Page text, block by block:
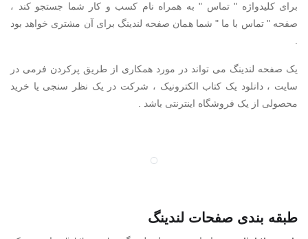
برای کلیدواژه " تماس " به همراه نام کسب و کار شما جستجو کند ،
صفحه " تماس با ما " شما همان صفحه لندینگ برای آن مشتری خواهد بود
یک صفحه لندینگ می تواند در مورد همکاری از طریق پرکردن فرمی در
سایت ، دانلود یک کتاب الکترونیک ، شرکت در یک نظر سنجی یا خرید
محصولی از یک فروشگاه اینترنتی باشد .
طبقه بندی صفحات لندینگ